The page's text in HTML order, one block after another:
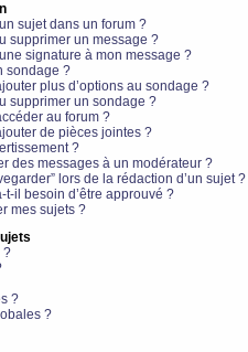
sujet dans un forum ?
supprimer un message ?
signature à mon message ?
sondage ?
plus d’options au sondage ?
supprimer un sondage ?
au forum ?
de pièces jointes ?
?
des messages à un modérateur ?
lors de la rédaction d’un sujet ?
il besoin d’être approuvé ?
mes sujets ?
?
?
?